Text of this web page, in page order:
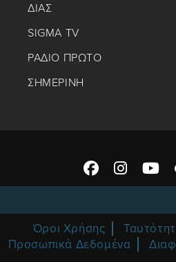
ΔΙΑΣ
SIGMA TV
ΡΑΔΙΟ ΠΡΩΤΟ
ΣΗΜΕΡΙΝΗ
Όροι Χρήσης
Προσωπικά Δεδομένα